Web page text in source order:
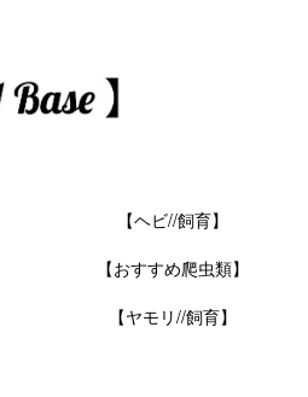
【ヘビ//飼育】
【おすすめ爬虫類】
【ヤモリ//飼育】